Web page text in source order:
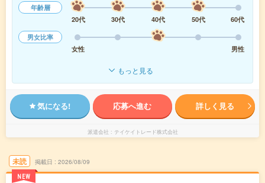
年齢層
20代
30代 40代 50代
60代
男女比率
女性
男性
もっと見る
気になる! 応募へ進む 詳しく見る
派遣会社 テイケイトレード株式会社
未読
NEW
掲載日 2026/08/09